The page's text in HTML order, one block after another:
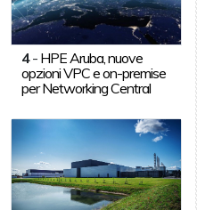
4- HPE Aruba, nuove
opzioni VPC e on-premise
per Networking Central